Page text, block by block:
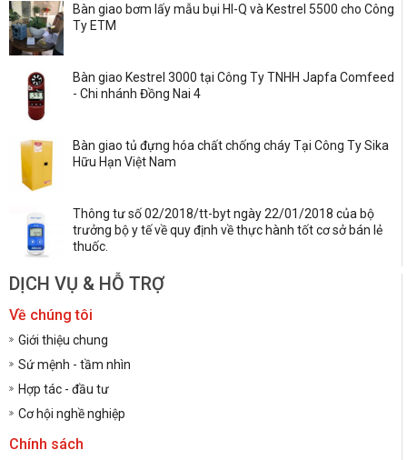
Bàn giao bơm lấy mẫu bụi HI-Q và Kestrel 5500 cho Công
Ty ETM
Bàn giao Kestrel 3000 tại Công Ty TNHH Japfa Comfeed
- Chi nhánh Đồng Nai 4
Bàn giao tủ đựng hóa chất chống cháy Tại Công Ty Sika
Hữu Hạn Việt Nam
Thông tư số 02/2018/tt-byt ngày 22/01/2018 của bộ
trưởng bộ y tế về quy định về thực hành tốt cơ sở bán lẻ
thuốc.
DỊCH VỤ & HỖ TRỢ
Về chúng tôi
Giới thiệu chung
Sứ mệnh - tầm nhìn
Hợp tác - đầu tư
Cơ hội nghề nghiệp
Chính sách